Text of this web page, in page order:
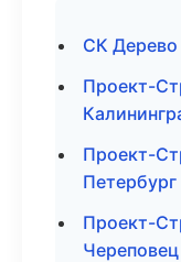
СК
Проект-
Проект-
Петербург
Проект-
Череповец